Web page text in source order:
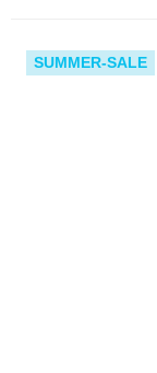
SUMMER-SALE